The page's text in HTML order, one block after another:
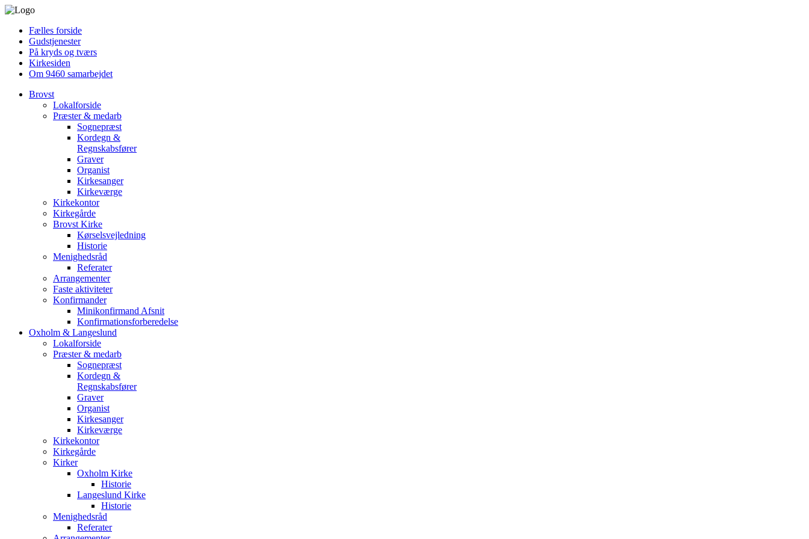
Fælles forside
Gudstjenester
På kryds og tværs
Kirkesiden
Om 9460 samarbejdet
Brovst
Lokalforside
Præster & medarb
Sognepræst
Kordegn &
Regnskabsfører
Graver
Organist
Kirkesanger
Kirkeværge
Kirkekontor
Kirkegårde
Brovst Kirke
Kørselsvejledning
Historie
Menighedsråd
Referater
Arrangementer
Faste aktiviteter
Konfirmander
Minikonfirmand Afsnit
Konfirmationsforberedelse
Oxholm & Langeslund
Lokalforside
Præster & medarb
Sognepræst
Kordegn &
Regnskabsfører
Graver
Organist
Kirkesanger
Kirkeværge
Kirkekontor
Kirkegårde
Kirker
Oxholm Kirke
Historie
Langeslund Kirke
Historie
Menighedsråd
Referater